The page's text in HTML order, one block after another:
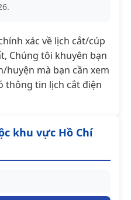
xác về lịch cắt/cúp
Chúng tôi khuyên bạn
huyện mà bạn cần xem
thông tin lịch cắt điện
khu vực Hồ Chí